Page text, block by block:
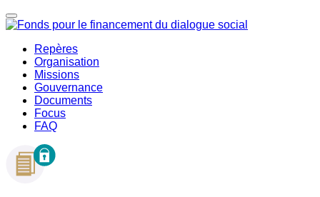
Repères
Organisation
Missions
Gouvernance
Documents
Focus
FAQ